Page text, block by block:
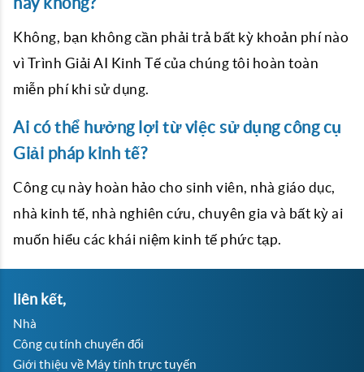
Không, bạn không cần phải trả bất kỳ khoản phí nào
vì Trình Giải AI Kinh Tế của chúng tôi hoàn toàn
miễn phí khi sử dụng.
Ai có thể hưởng lợi từ việc sử dụng công cụ
Giải pháp kinh tế?
Công cụ này hoàn hảo cho sinh viên, nhà giáo dục,
nhà kinh tế, nhà nghiên cứu, chuyên gia và bất kỳ ai
muốn hiểu các khái niệm kinh tế phức tạp.
liên kết,
Nhà
Công cụ tính chuyển đổi
Giới thiệu về Máy tính trực tuyến